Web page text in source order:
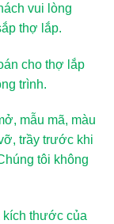
vui lòng
thợ lắp.
cho thợ lắp
trình.
mẫu mã, màu
trầy trước khi
tôi không
kích thước của